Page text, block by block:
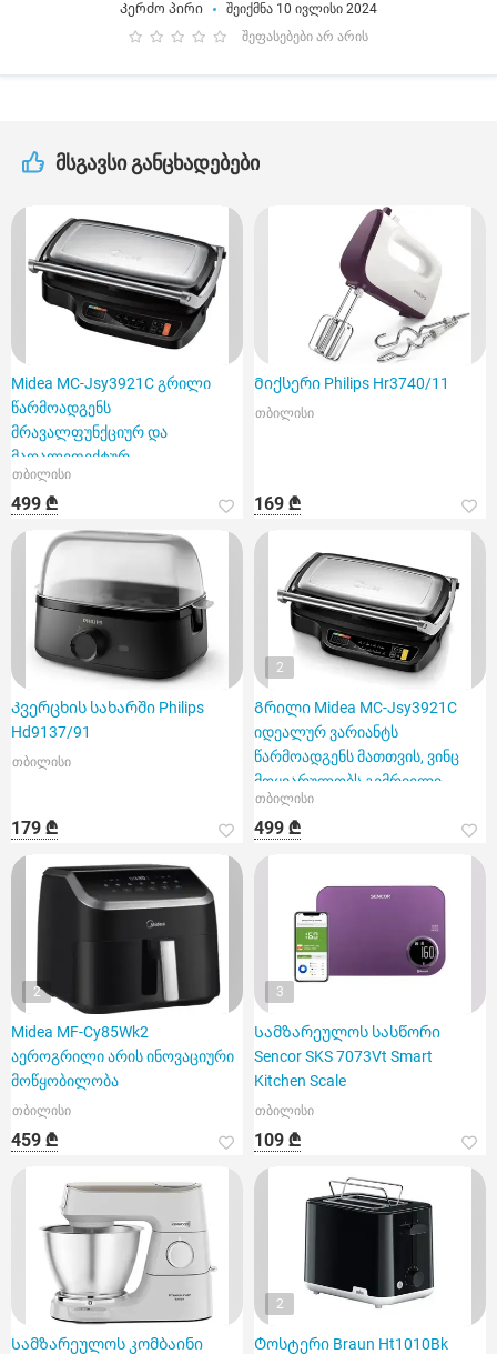
Კერძო პირი
შეიქმნა 10 ივლისი 2024
შეფასებები არ არის
მსგავსი განცხადებები
Midea MC-Jsy3921C გრილი
წარმოადგენს
მრავალფუნქციურ და
მაღალეფექტურ
მოწყობილობას
თბილისი
499 ₾
Მიქსერი Philips Hr3740/11
თბილისი
169 ₾
Კვერცხის სახარში Philips
Hd9137/91
თბილისი
179 ₾
2
Გრილი Midea MC-Jsy3921C
იდეალურ ვარიანტს
წარმოადგენს მათთვის, ვინც
მოყვარულობს გემრიელი
კერძების სწრ
თბილისი
499 ₾
2
Midea MF-Cy85Wk2
აეროგრილი არის ინოვაციური
მოწყობილობა
თბილისი
459 ₾
3
Სამზარეულოს სასწორი
Sencor SKS 7073Vt Smart
Kitchen Scale
თბილისი
109 ₾
Სამზარეულოს კომბაინი
2
Ტოსტერი Braun Ht1010Bk